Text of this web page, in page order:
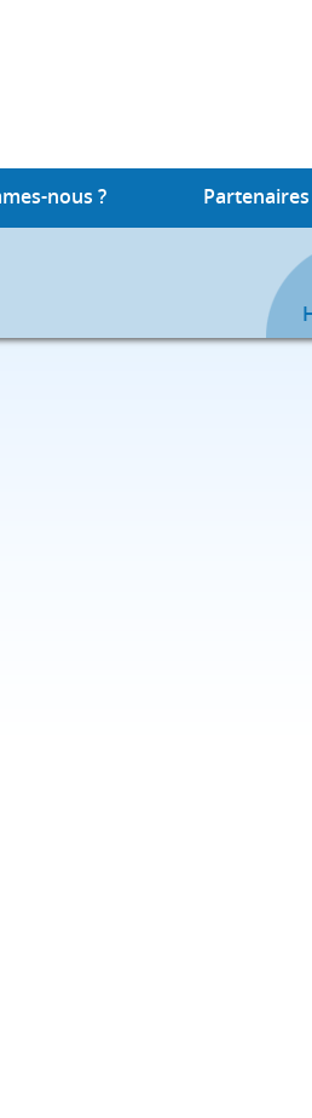
nous ? Partenaires